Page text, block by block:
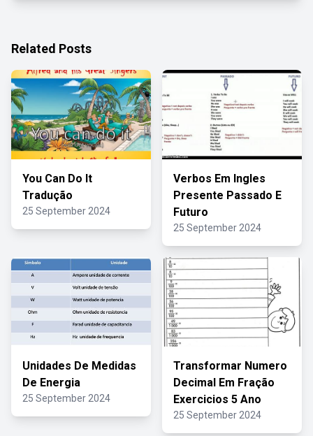
Related Posts
You Can Do It
Tradução
25 September 2024
Verbos Em Ingles
Presente Passado E
Futuro
25 September 2024
Unidades De Medidas
De Energia
25 September 2024
Transformar Numero
Decimal Em Fração
Exercicios 5 Ano
25 September 2024